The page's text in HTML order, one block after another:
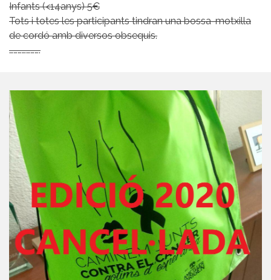
Infants (<14anys) 5€
Tots i totes les participants tindran una bossa-motxilla
de cordó amb diversos obsequis.
………………….